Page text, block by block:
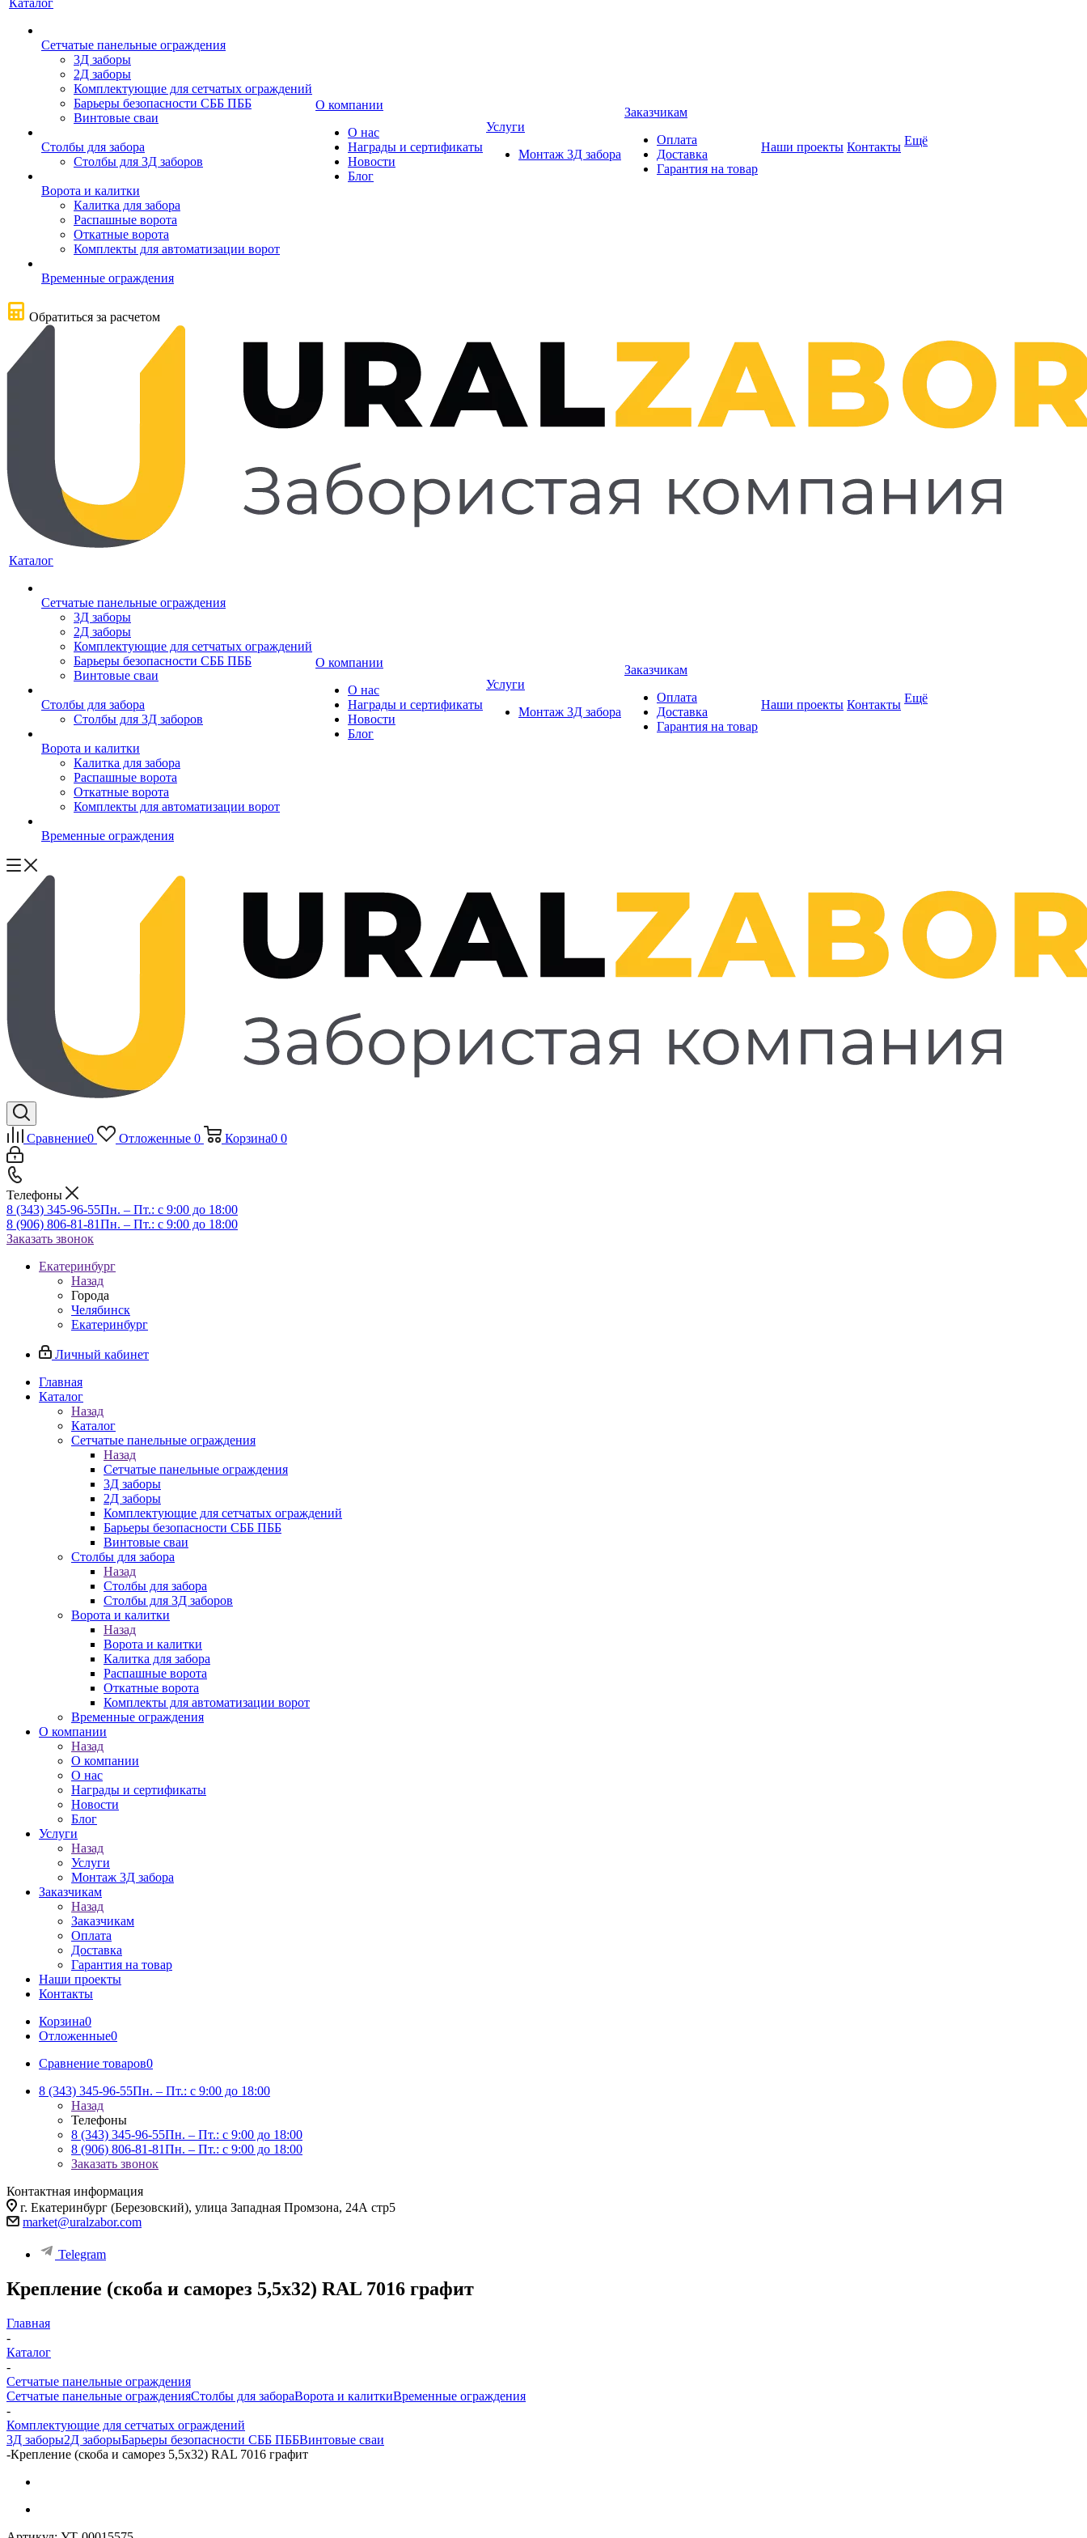
Каталог
Сетчатые панельные ограждения
3Д заборы
2Д заборы
Комплектующие для сетчатых ограждений
Барьеры безопасности СББ ПББ
Винтовые сваи
Столбы для забора
Столбы для 3Д заборов
Ворота и калитки
Калитка для забора
Распашные ворота
Откатные ворота
Комплекты для автоматизации ворот
Временные ограждения
О компании
О нас
Награды и сертификаты
Новости
Блог
Услуги
Монтаж 3Д забора
Заказчикам
Оплата
Доставка
Гарантия на товар
Наши проекты Контакты Ещё
Обратиться за расчетом
Каталог
Сетчатые панельные ограждения
3Д заборы
2Д заборы
Комплектующие для сетчатых ограждений
Барьеры безопасности СББ ПББ
Винтовые сваи
Столбы для забора
Столбы для 3Д заборов
Ворота и калитки
Калитка для забора
Распашные ворота
Откатные ворота
Комплекты для автоматизации ворот
Временные ограждения
О компании
О нас
Награды и сертификаты
Новости
Блог
Услуги
Монтаж 3Д забора
Заказчикам
Оплата
Доставка
Гарантия на товар
Наши проекты Контакты Ещё
Сравнение0 Отложенные 0 Корзина0 0
Телефоны
8 (343) 345-96-55Пн. – Пт.: с 9:00 до 18:00
8 (906) 806-81-81Пн. – Пт.: с 9:00 до 18:00
Заказать звонок
Екатеринбург
Назад
Города
Челябинск
Екатеринбург
Личный кабинет
Главная
Каталог
Назад
Каталог
Сетчатые панельные ограждения
Назад
Сетчатые панельные ограждения
3Д заборы
2Д заборы
Комплектующие для сетчатых ограждений
Барьеры безопасности СББ ПББ
Винтовые сваи
Столбы для забора
Назад
Столбы для забора
Столбы для 3Д заборов
Ворота и калитки
Назад
Ворота и калитки
Калитка для забора
Распашные ворота
Откатные ворота
Комплекты для автоматизации ворот
Временные ограждения
О компании
Назад
О компании
О нас
Награды и сертификаты
Новости
Блог
Услуги
Назад
Услуги
Монтаж 3Д забора
Заказчикам
Назад
Заказчикам
Оплата
Доставка
Гарантия на товар
Наши проекты
Контакты
Корзина0
Отложенные0
Сравнение товаров0
8 (343) 345-96-55Пн. – Пт.: с 9:00 до 18:00
Назад
Телефоны
8 (343) 345-96-55Пн. – Пт.: с 9:00 до 18:00
8 (906) 806-81-81Пн. – Пт.: с 9:00 до 18:00
Заказать звонок
Контактная информация
г. Екатеринбург (Березовский), улица Западная Промзона, 24А стр5
market@uralzabor.com
Telegram
Крепление (скоба и саморез 5,5х32) RAL 7016 графит
Главная
-
Каталог
-
Сетчатые панельные ограждения
Сетчатые панельные огражденияСтолбы для забораВорота и калиткиВременные ограждения
-
Комплектующие для сетчатых ограждений
3Д заборы2Д заборыБарьеры безопасности СББ ПББВинтовые сваи
-Крепление (скоба и саморез 5,5х32) RAL 7016 графит